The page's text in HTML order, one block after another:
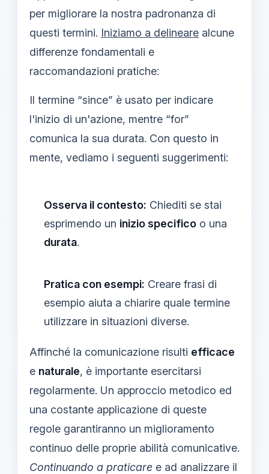
per migliorare la nostra padronanza di
questi termini. Iniziamo a delineare alcune
differenze fondamentali e
raccomandazioni pratiche:
Il termine “since” è usato per indicare
l'inizio di un'azione, mentre “for”
comunica la sua durata. Con questo in
mente, vediamo i seguenti suggerimenti:
Osserva il contesto: Chiediti se stai
esprimendo un inizio specifico o una
durata.
Pratica con esempi: Creare frasi di
esempio aiuta a chiarire quale termine
utilizzare in situazioni diverse.
Affinché la comunicazione risulti efficace
e naturale, è importante esercitarsi
regolarmente. Un approccio metodico ed
una costante applicazione di queste
regole garantiranno un miglioramento
continuo delle proprie abilità comunicative.
Continuando a praticare e ad analizzare il